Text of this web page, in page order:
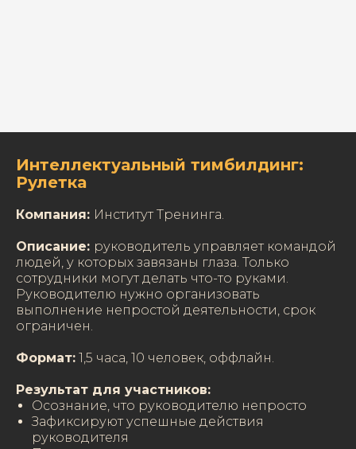
Интеллектуальный тимбилдинг:
Рулетка
Компания: Институт Тренинга.
Описание: руководитель управляет командой
людей, у которых завязаны глаза. Только
сотрудники могут делать что-то руками.
Руководителю нужно организовать
выполнение непростой деятельности, срок
ограничен.
Формат: 1,5 часа, 10 человек, оффлайн.
Результат для участников:
Осознание, что руководителю непросто
Зафиксируют успешные действия
руководителя